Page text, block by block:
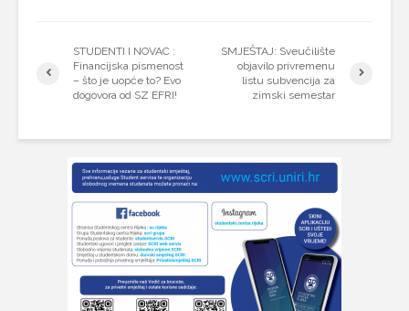
STUDENTI I NOVAC :
Financijska pismenost
– što je uopće to? Evo
dogovora od SZ EFRI!
SMJEŠTAJ: Sveučilište
objavilo privremenu
listu subvencija za
zimski semestar